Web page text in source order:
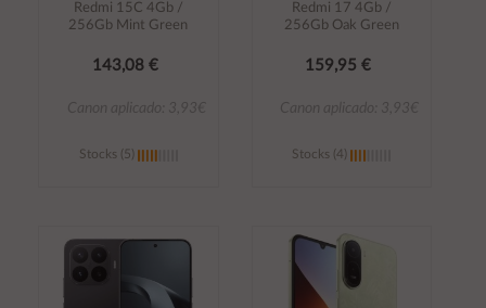
Redmi 15C 4Gb /
256Gb Mint Green
143,08 €
Canon aplicado: 3,93€
Stocks (5)
carrito
Redmi 17 4Gb /
256Gb Oak Green
159,95 €
Canon aplicado: 3,93€
Stocks (4)